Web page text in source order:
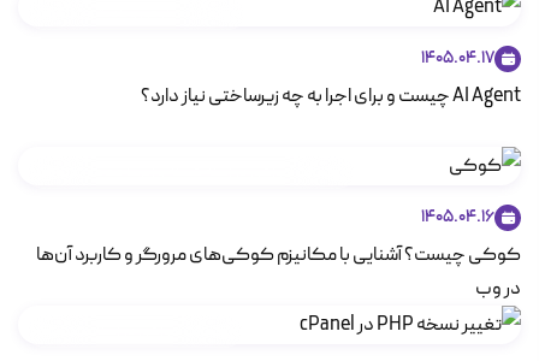
1405.04.17
AI Agent چیست و برای اجرا به چه زیرساختی نیاز دارد؟
1405.04.16
کوکی چیست؟ آشنایی با مکانیزم کوکی‌های مرورگر و کاربرد آن‌ها
در وب